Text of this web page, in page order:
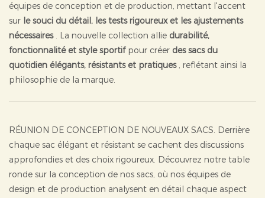
équipes de conception et de production, mettant l'accent
sur le souci du détail, les tests rigoureux et les ajustements
nécessaires. La nouvelle collection allie durabilité,
fonctionnalité et style sportifpour créer des sacs du
quotidien élégants, résistants et pratiques, reflétant ainsi la
philosophie de la marque.
RÉUNION DE CONCEPTION DE NOUVEAUX SACS. Derrière
chaque sac élégant et résistant se cachent des discussions
approfondies et des choix rigoureux. Découvrez notre table
ronde sur la conception de nos sacs, où nos équipes de
design et de production analysent en détail chaque aspect